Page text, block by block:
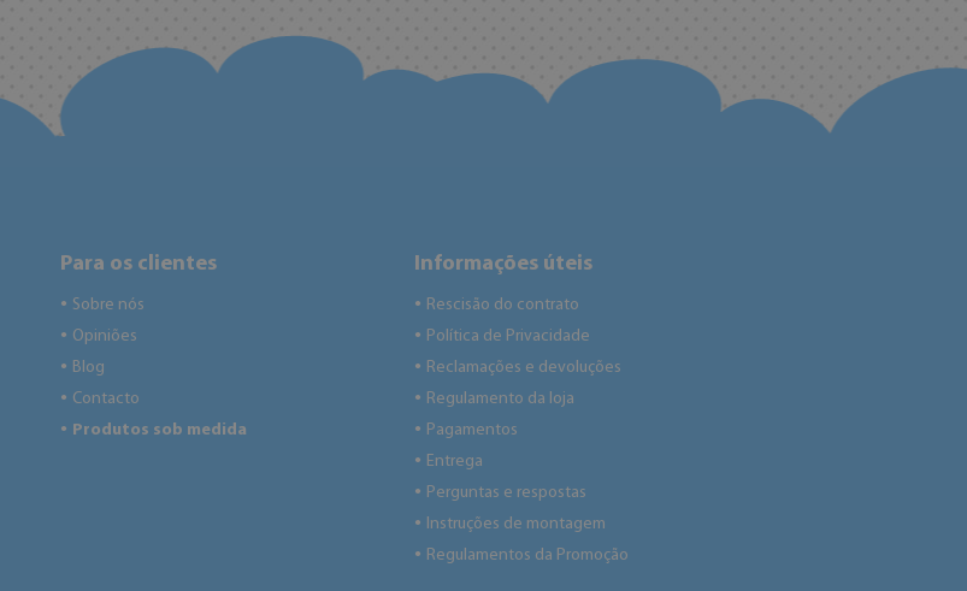
Para os clientes
● Sobre nós
● Opiniões
● Blog
● Contacto
● Produtos sob medida
Informações úteis
● Rescisão do contrato
● Política de Privacidade
● Reclamações e devoluções
● Regulamento da loja
● Pagamentos
● Entrega
● Perguntas e respostas
● Instruções de montagem
● Regulamentos da Promoção